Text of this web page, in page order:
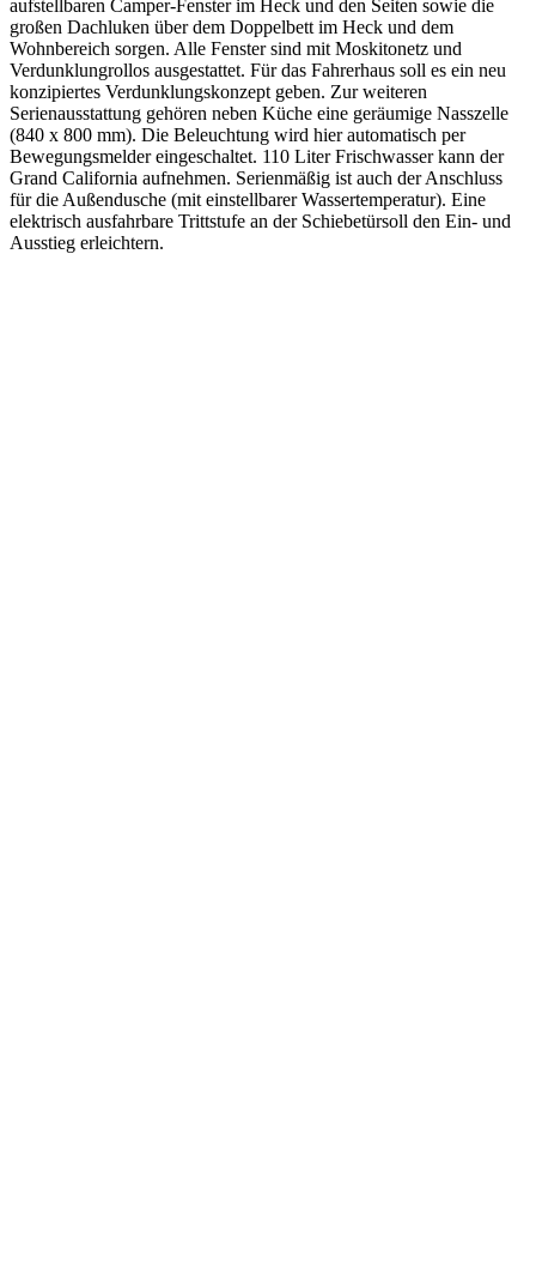
aufstellbaren Camper-Fenster im Heck und den Seiten sowie die
großen Dachluken über dem Doppelbett im Heck und dem
Wohnbereich sorgen. Alle Fenster sind mit Moskitonetz und
Verdunklungrollos ausgestattet. Für das Fahrerhaus soll es ein neu
konzipiertes Verdunklungskonzept geben. Zur weiteren
Serienausstattung gehören neben Küche eine geräumige Nasszelle
(840 x 800 mm). Die Beleuchtung wird hier automatisch per
Bewegungsmelder eingeschaltet. 110 Liter Frischwasser kann der
Grand California aufnehmen. Serienmäßig ist auch der Anschluss
für die Außendusche (mit einstellbarer Wassertemperatur). Eine
elektrisch ausfahrbare Trittstufe an der Schiebetürsoll den Ein- und
Ausstieg erleichtern.